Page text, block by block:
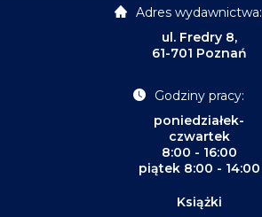
Adres wydawnictwa:
ul. Fredry 8,
61-701 Poznań
Godziny pracy:
poniedziałek-
czwartek
8:00 - 16:00
piątek 8:00 - 14:00
Książki